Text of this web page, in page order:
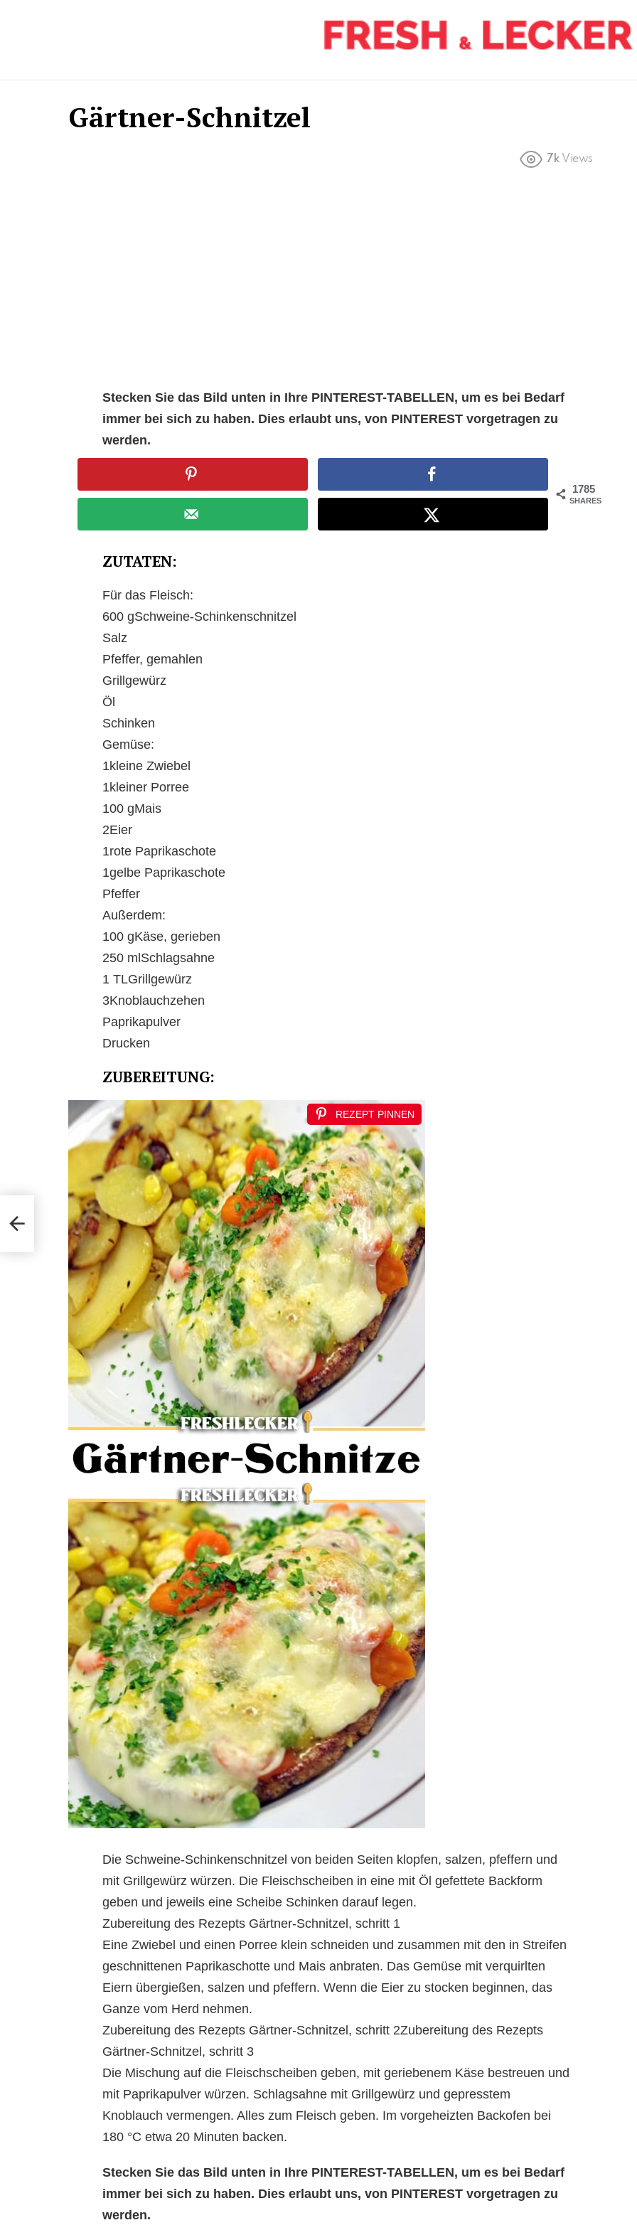
Gärtner-Schnitzel
7k Views
Stecken Sie das Bild unten in Ihre PINTEREST-TABELLEN, um es bei Bedarf
immer bei sich zu haben. Dies erlaubt uns, von PINTEREST vorgetragen zu
werden.
1785
SHARES
ZUTATEN:
Für das Fleisch:
600 gSchweine-Schinkenschnitzel
Salz
Pfeffer, gemahlen
Grillgewürz
Öl
Schinken
Gemüse:
1kleine Zwiebel
1kleiner Porree
100 gMais
2Eier
1rote Paprikaschote
1gelbe Paprikaschote
Pfeffer
Außerdem:
100 gKäse, gerieben
250 mlSchlagsahne
1 TLGrillgewürz
3Knoblauchzehen
Paprikapulver
Drucken
ZUBEREITUNG:
REZEPT PINNEN
Die Schweine-Schinkenschnitzel von beiden Seiten klopfen, salzen, pfeffern und
mit Grillgewürz würzen. Die Fleischscheiben in eine mit Öl gefettete Backform
geben und jeweils eine Scheibe Schinken darauf legen.
Zubereitung des Rezepts Gärtner-Schnitzel, schritt 1
Eine Zwiebel und einen Porree klein schneiden und zusammen mit den in Streifen
geschnittenen Paprikaschotte und Mais anbraten. Das Gemüse mit verquirlten
Eiern übergießen, salzen und pfeffern. Wenn die Eier zu stocken beginnen, das
Ganze vom Herd nehmen.
Zubereitung des Rezepts Gärtner-Schnitzel, schritt 2Zubereitung des Rezepts
Gärtner-Schnitzel, schritt 3
Die Mischung auf die Fleischscheiben geben, mit geriebenem Käse bestreuen und
mit Paprikapulver würzen. Schlagsahne mit Grillgewürz und gepresstem
Knoblauch vermengen. Alles zum Fleisch geben. Im vorgeheizten Backofen bei
180 °C etwa 20 Minuten backen.
Stecken Sie das Bild unten in Ihre PINTEREST-TABELLEN, um es bei Bedarf
immer bei sich zu haben. Dies erlaubt uns, von PINTEREST vorgetragen zu
werden.